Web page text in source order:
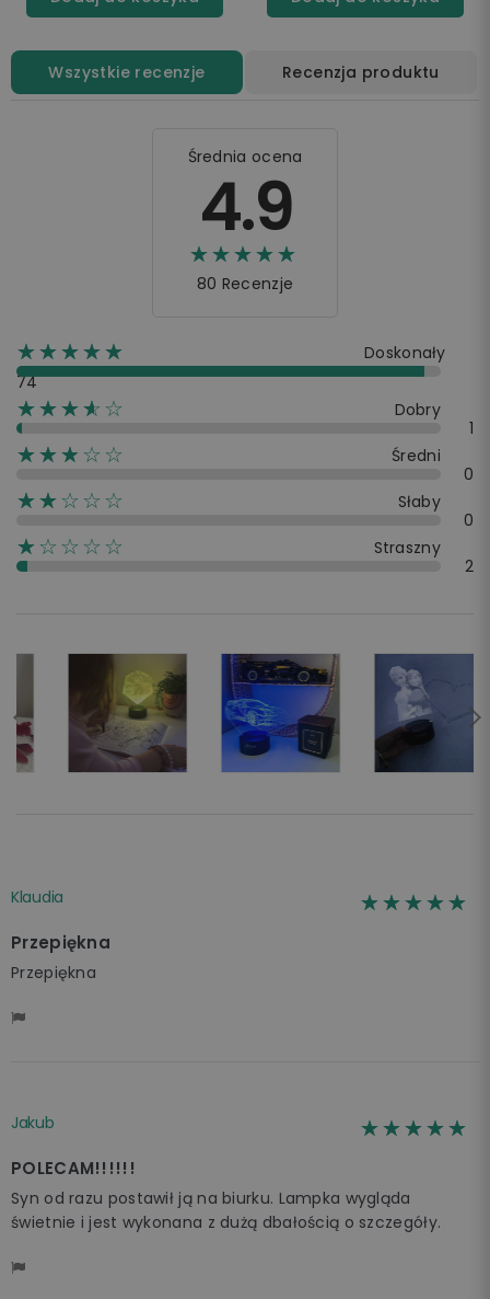
Wszystkie recenzje Recenzja produktu
Średnia ocena
4.9
☆☆☆☆☆
★★★★★
80 Recenzje
☆☆☆☆☆
★★★★★
Doskonały
74
☆☆☆☆☆
★★★★
Dobry
1
☆☆☆☆☆
★★★
Średni
0
☆☆☆☆☆
★★
Słaby
0
☆☆☆☆☆
★
Straszny
2
Klaudia ☆☆☆☆☆
★★★★★
Przepiękna
Przepiękna
Jakub ☆☆☆☆☆
★★★★★
POLECAM!!!!!!
Syn od razu postawił ją na biurku. Lampka wygląda
świetnie i jest wykonana z dużą dbałością o szczegóły.